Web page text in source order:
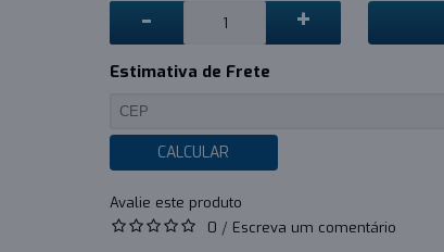
- +
Estimativa de Frete
CALCULAR
0 / Escreva um comentário